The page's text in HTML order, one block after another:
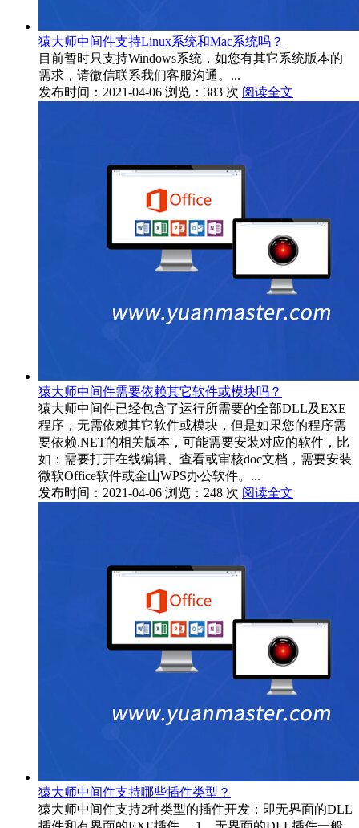
猿大师中间件支持Linux系统和Mac系统吗？
目前暂时只支持Windows系统，如您有其它系统版本的
需求，请微信联系我们客服沟通。...
发布时间：2021-04-06 浏览：383 次 阅读全文
猿大师中间件需要依赖其它软件或模块吗？
猿大师中间件已经包含了运行所需要的全部DLL及EXE
程序，无需依赖其它软件或模块，但是如果您的程序需
要依赖.NET的相关版本，可能需要安装对应的软件，比
如：需要打开在线编辑、查看或审核doc文档，需要安装
微软Office软件或金山WPS办公软件。...
发布时间：2021-04-06 浏览：248 次 阅读全文
猿大师中间件支持哪些插件类型？
猿大师中间件支持2种类型的插件开发：即无界面的DLL